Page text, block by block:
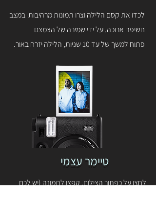
לכדו את קסם הלילה וצרו תמונות מרהיבות במצב
חשיפה ארוכה. על ידי שמירה של הצמצם
פתוח למשך של עד 10 שניות, הלילה יזרח באור.
טיימר עצמי
לחצו על כפתור הצילום, קפצו לתמונה (יש לכם